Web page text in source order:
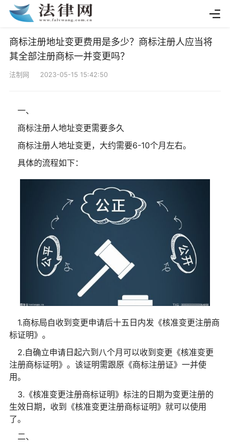
商标注册地址变更费用是多少？商标注册人应当将
其全部注册商标一并变更吗？
法制网 2023-05-15 15:42:50
一、
商标注册人地址变更需要多久
商标注册人地址变更，大约需要6-10个月左右。
具体的流程如下：
1.商标局自收到变更申请后十五日内发《核准变更注册商
标证明》。
2.自确立申请日起六到八个月可以收到变更《核准变更
注册商标证明》。该证明需跟原《商标注册证》一并使
用。
3.《核准变更注册商标证明》标注的日期为变更注册的
生效日期，收到《核准变更注册商标证明》就可以使用
了。
二、